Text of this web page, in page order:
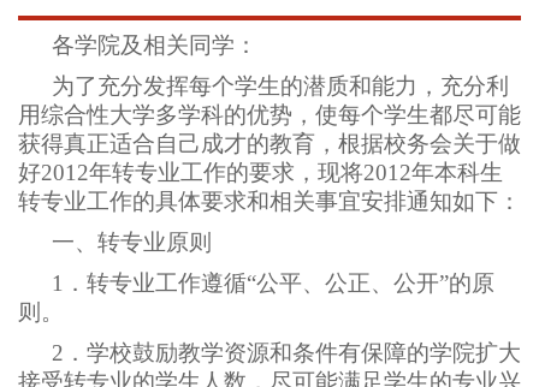
各学院及相关同学：
为了充分发挥每个学生的潜质和能力，充分利
用综合性大学多学科的优势，使每个学生都尽可能
获得真正适合自己成才的教育，根据校务会关于做
好2012年转专业工作的要求，现将2012年本科生
转专业工作的具体要求和相关事宜安排通知如下：
一、转专业原则
1 ．转专业工作遵循“公平、公正、公开”的原
则。
2 ．学校鼓励教学资源和条件有保障的学院扩大
接受转专业的学生人数，尽可能满足学生的专业兴